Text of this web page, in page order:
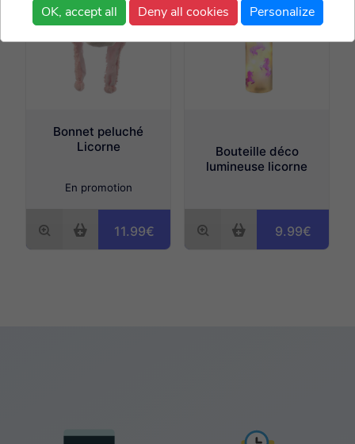
Bonnet peluché
Licorne
En promotion
11.99€
Bouteille déco
lumineuse licorne
9.99€
OK, accept all Deny all cookies Personalize